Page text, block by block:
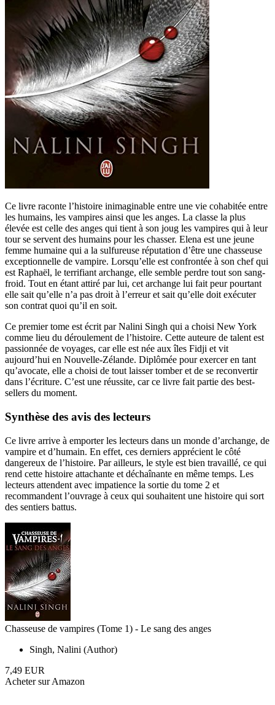
Ce livre raconte l’histoire inimaginable entre une vie cohabitée entre
les humains, les vampires ainsi que les anges. La classe la plus
élevée est celle des anges qui tient à son joug les vampires qui à leur
tour se servent des humains pour les chasser. Elena est une jeune
femme humaine qui a la sulfureuse réputation d’être une chasseuse
exceptionnelle de vampire. Lorsqu’elle est confrontée à son chef qui
est Raphaël, le terrifiant archange, elle semble perdre tout son sang-
froid. Tout en étant attiré par lui, cet archange lui fait peur pourtant
elle sait qu’elle n’a pas droit à l’erreur et sait qu’elle doit exécuter
son contrat quoi qu’il en soit.
Ce premier tome est écrit par Nalini Singh qui a choisi New York
comme lieu du déroulement de l’histoire. Cette auteure de talent est
passionnée de voyages, car elle est née aux îles Fidji et vit
aujourd’hui en Nouvelle-Zélande. Diplômée pour exercer en tant
qu’avocate, elle a choisi de tout laisser tomber et de se reconvertir
dans l’écriture. C’est une réussite, car ce livre fait partie des best-
sellers du moment.
Synthèse des avis des lecteurs
Ce livre arrive à emporter les lecteurs dans un monde d’archange, de
vampire et d’humain. En effet, ces derniers apprécient le côté
dangereux de l’histoire. Par ailleurs, le style est bien travaillé, ce qui
rend cette histoire attachante et déchaînante en même temps. Les
lecteurs attendent avec impatience la sortie du tome 2 et
recommandent l’ouvrage à ceux qui souhaitent une histoire qui sort
des sentiers battus.
Chasseuse de vampires (Tome 1) - Le sang des anges
Singh, Nalini (Author)
7,49 EUR
Acheter sur Amazon